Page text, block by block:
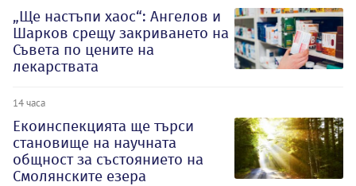
„Ще настъпи хаос“: Ангелов и
Шарков срещу закриването на
Съвета по цените на
лекарствата
14 часа
Екоинспекцията ще търси
становище на научната
общност за състоянието на
Смолянските езера